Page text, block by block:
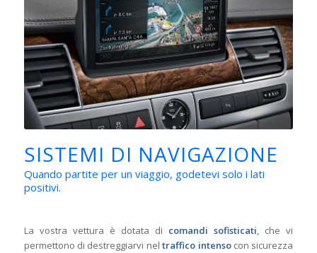
SISTEMI DI NAVIGAZIONE
Quando partite per un viaggio, godetevi solo i lati
positivi.
La vostra vettura è dotata di comandi sofisticati, che vi
permettono di destreggiarvi neltraffico intensocon sicurezza